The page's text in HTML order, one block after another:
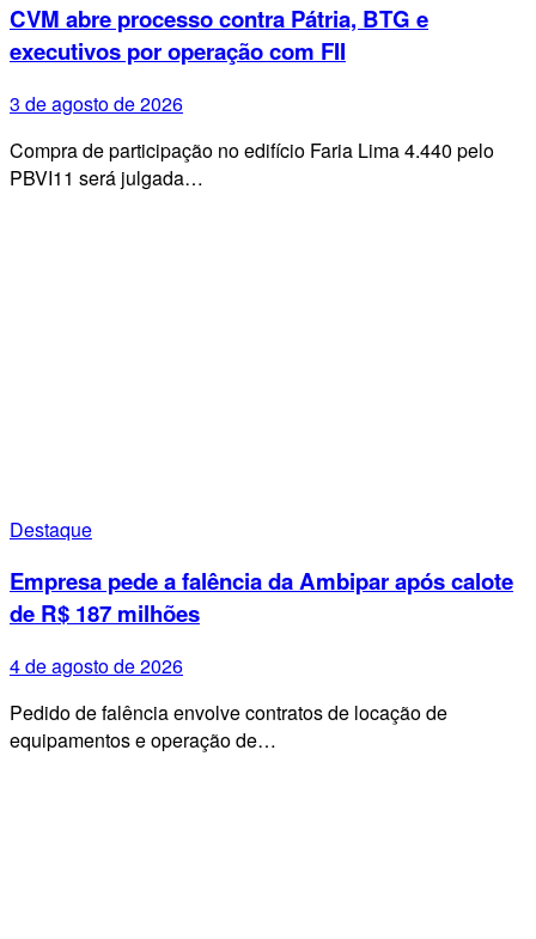
CVM abre processo contra Pátria, BTG e
executivos por operação com FII
3 de agosto de 2026
Compra de participação no edifício Faria Lima 4.440 pelo
PBVI11 será julgada…
Destaque
Empresa pede a falência da Ambipar após calote
de R$ 187 milhões
4 de agosto de 2026
Pedido de falência envolve contratos de locação de
equipamentos e operação de…